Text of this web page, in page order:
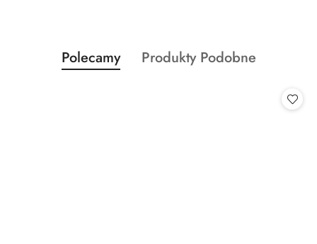
Pomiń karuzelę produktów
Produkty
o
Polecamy
Produkty
Produkty Podobne